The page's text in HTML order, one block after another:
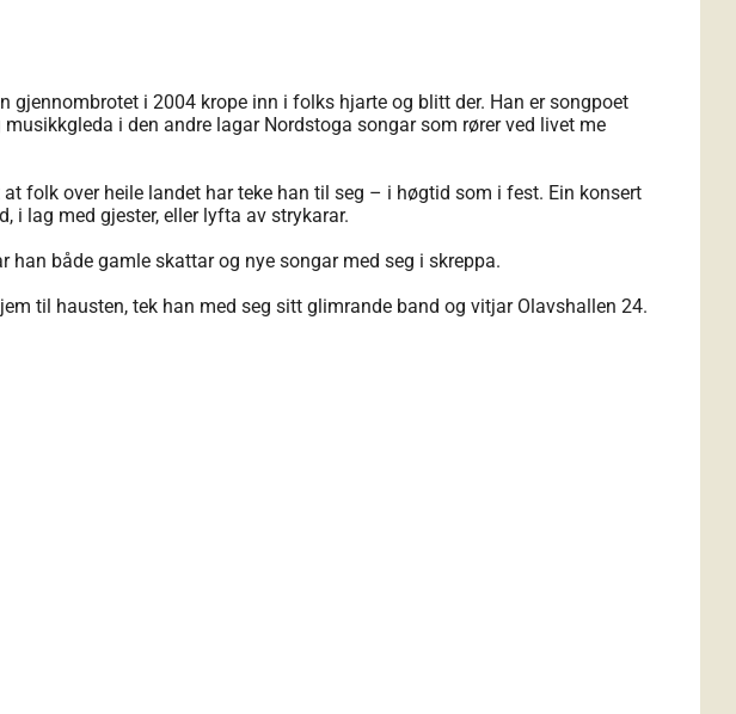
gjennombrotet i 2004 krope inn i folks hjarte og blitt der. Han er songpoet
i den andre lagar Nordstoga songar som rører ved livet me
folk over heile landet har teke han til seg – i høgtid som i fest. Ein konsert
i lag med gjester, eller lyfta av strykarar.
både gamle skattar og nye songar med seg i skreppa.
til hausten, tek han med seg sitt glimrande band og vitjar Olavshallen 24.